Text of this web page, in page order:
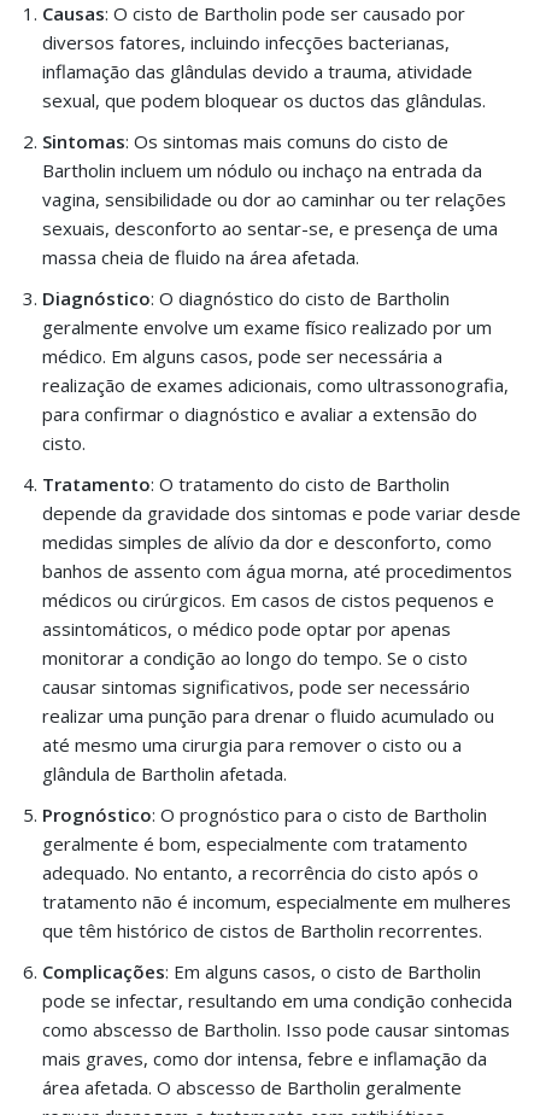
Causas: O cisto de Bartholin pode ser causado por
diversos fatores, incluindo infecções bacterianas,
inflamação das glândulas devido a trauma, atividade
sexual, que podem bloquear os ductos das glândulas.
Sintomas: Os sintomas mais comuns do cisto de
Bartholin incluem um nódulo ou inchaço na entrada da
vagina, sensibilidade ou dor ao caminhar ou ter relações
sexuais, desconforto ao sentar-se, e presença de uma
massa cheia de fluido na área afetada.
Diagnóstico: O diagnóstico do cisto de Bartholin
geralmente envolve um exame físico realizado por um
médico. Em alguns casos, pode ser necessária a
realização de exames adicionais, como ultrassonografia,
para confirmar o diagnóstico e avaliar a extensão do
cisto.
Tratamento: O tratamento do cisto de Bartholin
depende da gravidade dos sintomas e pode variar desde
medidas simples de alívio da dor e desconforto, como
banhos de assento com água morna, até procedimentos
médicos ou cirúrgicos. Em casos de cistos pequenos e
assintomáticos, o médico pode optar por apenas
monitorar a condição ao longo do tempo. Se o cisto
causar sintomas significativos, pode ser necessário
realizar uma punção para drenar o fluido acumulado ou
até mesmo uma cirurgia para remover o cisto ou a
glândula de Bartholin afetada.
Prognóstico: O prognóstico para o cisto de Bartholin
geralmente é bom, especialmente com tratamento
adequado. No entanto, a recorrência do cisto após o
tratamento não é incomum, especialmente em mulheres
que têm histórico de cistos de Bartholin recorrentes.
Complicações: Em alguns casos, o cisto de Bartholin
pode se infectar, resultando em uma condição conhecida
como abscesso de Bartholin. Isso pode causar sintomas
mais graves, como dor intensa, febre e inflamação da
área afetada. O abscesso de Bartholin geralmente